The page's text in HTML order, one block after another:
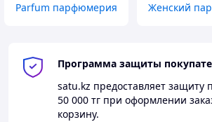
Parfum парфюмерия Женский
Программа защиты
satu.kz предоставляет защиту
50 000 тг при оформлении
корзину.